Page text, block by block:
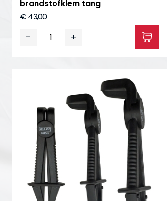
brandstofklem tang
€ 43,00
- +